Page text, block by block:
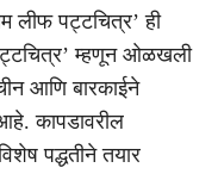
लीफ पट्टचित्र’ ही
म्हणून ओळखली
आणि बारकाईने
कापडावरील
पद्धतीने तयार